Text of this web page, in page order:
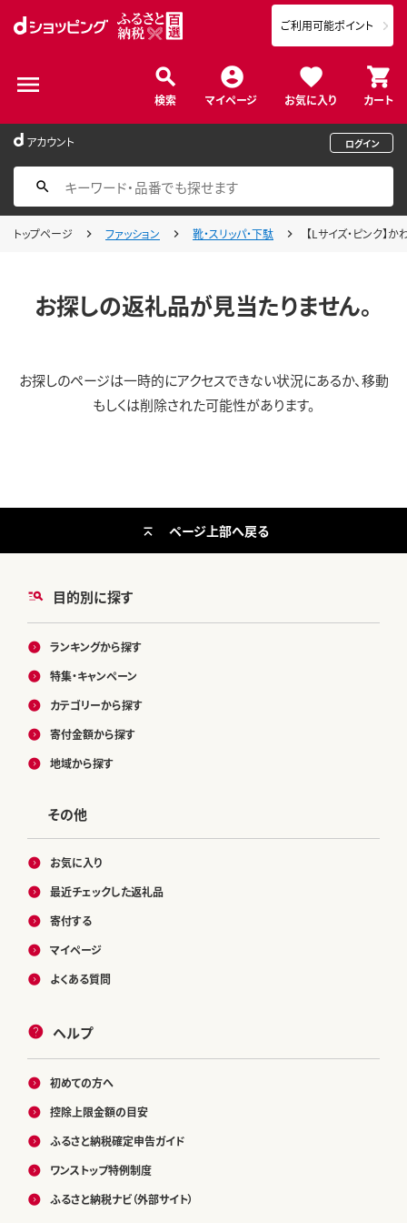
検索 マイページ お気に入り カート
ご利用可能ポイント
アカウント ログイン
トップページ ファッション 靴・スリッパ・下駄 【Lサイズ・ピンク】
お探しの返礼品が見当たりません。
お探しのページは一時的にアクセスできない状況にあるか、移動
もしくは削除された可能性があります。
目的別に探す
ランキングから探す
特集・キャンペーン
カテゴリーから探す
寄付金額から探す
地域から探す
その他
お気に入り
最近チェックした返礼品
寄付する
マイページ
よくある質問
ヘルプ
初めての方へ
控除上限金額の目安
ふるさと納税確定申告ガイド
ワンストップ特例制度
ふるさと納税ナビ（外部サイト）
ページ上部へ戻る